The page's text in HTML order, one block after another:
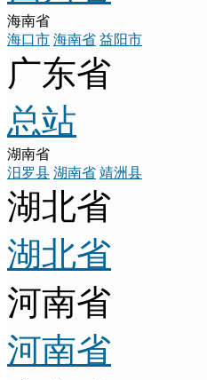
海南省
海口市 海南省 益阳市
广东省
总站
湖南省
汨罗县 湖南省 靖洲县
湖北省
湖北省
河南省
河南省